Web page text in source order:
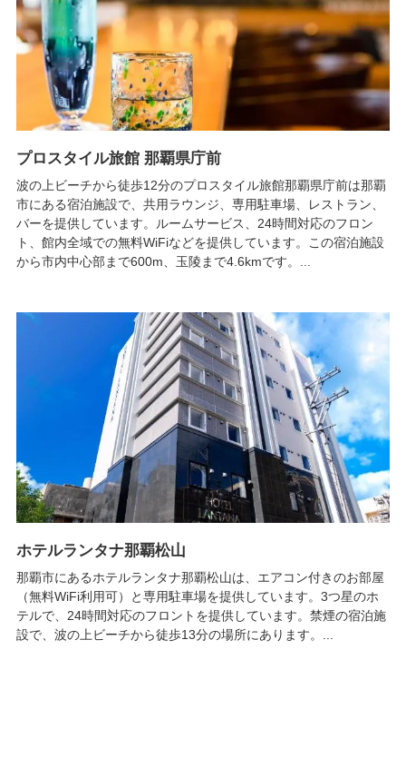
プロスタイル旅館 那覇県庁前
波の上ビーチから徒歩12分のプロスタイル旅館那覇県庁前は那覇
市にある宿泊施設で、共用ラウンジ、専用駐車場、レストラン、
バーを提供しています。ルームサービス、24時間対応のフロン
ト、館内全域での無料WiFiなどを提供しています。この宿泊施設
から市内中心部まで600m、玉陵まで4.6kmです。...
ホテルランタナ那覇松山
那覇市にあるホテルランタナ那覇松山は、エアコン付きのお部屋
（無料WiFi利用可）と専用駐車場を提供しています。3つ星のホ
テルで、24時間対応のフロントを提供しています。禁煙の宿泊施
設で、波の上ビーチから徒歩13分の場所にあります。...